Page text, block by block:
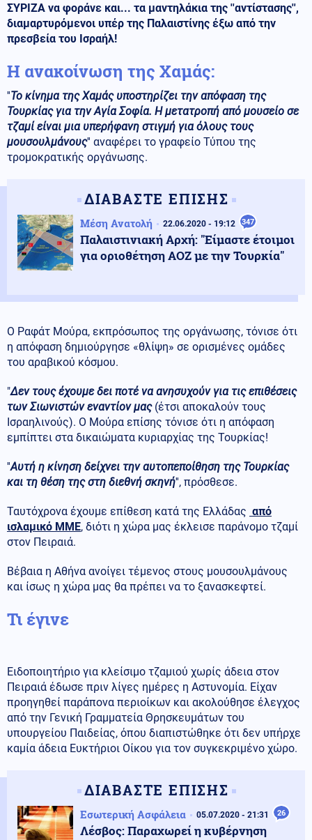
ΣΥΡΙΖΑ να φοράνε και... τα μαντηλάκια της ''αντίστασης'',
διαμαρτυρόμενοι υπέρ της Παλαιστίνης έξω από την
πρεσβεία του Ισραήλ!
Η ανακοίνωση της Χαμάς:
''Το κίνημα της Χαμάς υποστηρίζει την απόφαση της
Τουρκίας για την Αγία Σοφία. Η μετατροπή από μουσείο σε
τζαμί είναι μια υπερήφανη στιγμή για όλους τους
μουσουλμάνους'' αναφέρει το γραφείο Τύπου της
τρομοκρατικής οργάνωσης.
ΔΙΑΒΑΣΤΕ ΕΠΙΣΗΣ
Μέση Ανατολή 22.06.2020 - 19:12 347
Παλαιστινιακή Αρχή: "Είμαστε έτοιμοι
για οριοθέτηση ΑΟΖ με την Τουρκία"
Ο Ραφάτ Μούρα, εκπρόσωπος της οργάνωσης, τόνισε ότι
η απόφαση δημιούργησε «θλίψη» σε ορισμένες ομάδες
του αραβικού κόσμου.
"Δεν τους έχουμε δει ποτέ να ανησυχούν για τις επιθέσεις
των Σιωνιστών εναντίον μας(έτσι αποκαλούν τους
Ισραηλινούς). Ο Μούρα επίσης τόνισε ότι η απόφαση
εμπίπτει στα δικαιώματα κυριαρχίας της Τουρκίας!
''Αυτή η κίνηση δείχνει την αυτοπεποίθηση της Τουρκίας
και τη θέση της στη διεθνή σκηνή'', πρόσθεσε.
Ταυτόχρονα έχουμε επίθεση κατά της Ελλάδας από
ισλαμικό ΜΜΕ, διότι η χώρα μας έκλεισε παράνομο τζαμί
στον Πειραιά.
Βέβαια η Αθήνα ανοίγει τέμενος στους μουσουλμάνους
και ίσως η χώρα μας θα πρέπει να το ξανασκεφτεί.
Τι έγινε
Ειδοποιητήριο για κλείσιμο τζαμιού χωρίς άδεια στον
Πειραιά έδωσε πριν λίγες ημέρες η Αστυνομία. Είχαν
προηγηθεί παράπονα περιοίκων και ακολούθησε έλεγχος
από την Γενική Γραμματεία Θρησκευμάτων του
υπουργείου Παιδείας, όπου διαπιστώθηκε ότι δεν υπήρχε
καμία άδεια Ευκτήριοι Οίκου για τον συγκεκριμένο χώρο.
ΔΙΑΒΑΣΤΕ ΕΠΙΣΗΣ
Εσωτερική Ασφάλεια 05.07.2020 - 21:31 26
Λέσβος: Παραχωρεί η κυβέρνηση